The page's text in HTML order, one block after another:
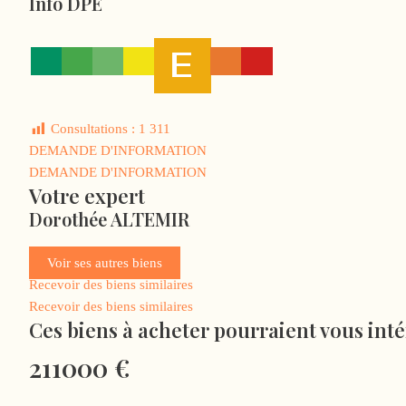
Consultations : 1 311
DEMANDE D'INFORMATION
DEMANDE D'INFORMATION
Votre expert
Dorothée ALTEMIR
Voir ses autres biens
Recevoir des biens similaires
Recevoir des biens similaires
Ces biens à acheter pourraient vous
211000 €